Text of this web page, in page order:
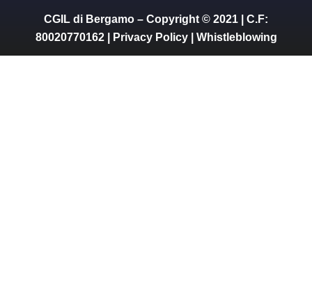
CGIL di Bergamo – Copyright © 2021 | C.F:
80020770162 |
Privacy Policy| Whistleblowing